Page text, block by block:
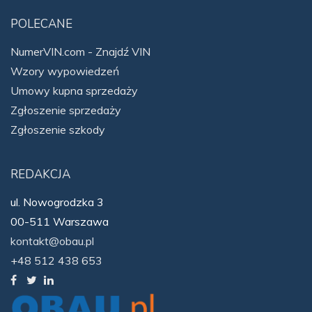
POLECANE
NumerVIN.com - Znajdź VIN
Wzory wypowiedzeń
Umowy kupna sprzedaży
Zgłoszenie sprzedaży
Zgłoszenie szkody
REDAKCJA
ul. Nowogrodzka 3
00-511 Warszawa
kontakt@obau.pl
+48 512 438 653